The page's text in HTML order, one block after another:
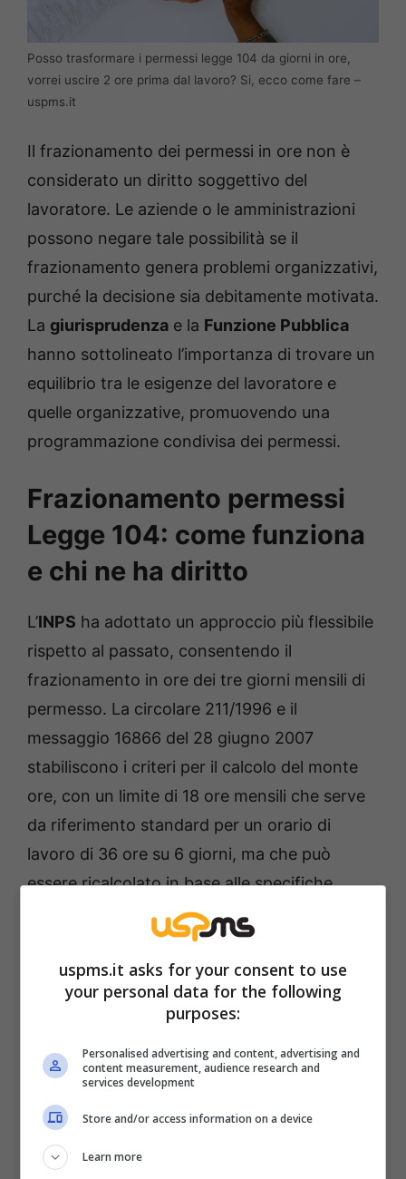
Posso trasformare i permessi legge 104 da giorni in ore,
vorrei uscire 2 ore prima dal lavoro? Si, ecco come fare –
uspms.it
Il frazionamento dei permessi in ore non è
considerato un diritto soggettivo del
lavoratore. Le aziende o le amministrazioni
possono negare tale possibilità se il
frazionamento genera problemi organizzativi,
purché la decisione sia debitamente motivata.
La giurisprudenza e la Funzione Pubblica
hanno sottolineato l’importanza di trovare un
equilibrio tra le esigenze del lavoratore e
quelle organizzative, promuovendo una
programmazione condivisa dei permessi.
Frazionamento permessi
Legge 104: come funziona
e chi ne ha diritto
L’INPS ha adottato un approccio più flessibile
rispetto al passato, consentendo il
frazionamento in ore dei tre giorni mensili di
permesso. La circolare 211/1996 e il
messaggio 16866 del 28 giugno 2007
stabiliscono i criteri per il calcolo del monte
ore, con un limite di 18 ore mensili che serve
da riferimento standard per un orario di
lavoro di 36 ore su 6 giorni, ma che può
essere ricalcolato in base alle specifiche
condizioni lavorative.
uspms.it asks for your consent to use
your personal data for the following
purposes:
Personalised advertising and content, advertising and
content measurement, audience research and
services development
Store and/or access information on a device
Learn more